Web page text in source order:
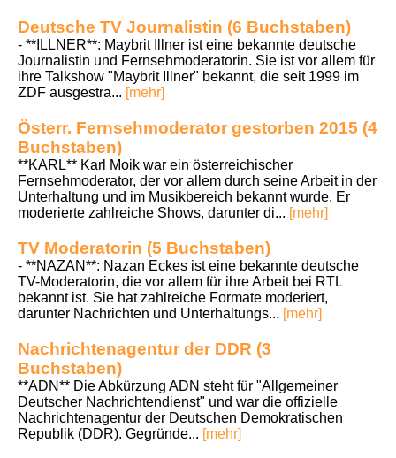
Deutsche TV Journalistin (6 Buchstaben)
- **ILLNER**: Maybrit Illner ist eine bekannte deutsche
Journalistin und Fernsehmoderatorin. Sie ist vor allem für
ihre Talkshow "Maybrit Illner" bekannt, die seit 1999 im
ZDF ausgestra... [mehr]
Österr. Fernsehmoderator gestorben 2015 (4
Buchstaben)
**KARL** Karl Moik war ein österreichischer
Fernsehmoderator, der vor allem durch seine Arbeit in der
Unterhaltung und im Musikbereich bekannt wurde. Er
moderierte zahlreiche Shows, darunter di... [mehr]
TV Moderatorin (5 Buchstaben)
- **NAZAN**: Nazan Eckes ist eine bekannte deutsche
TV-Moderatorin, die vor allem für ihre Arbeit bei RTL
bekannt ist. Sie hat zahlreiche Formate moderiert,
darunter Nachrichten und Unterhaltungs... [mehr]
Nachrichtenagentur der DDR (3
Buchstaben)
**ADN** Die Abkürzung ADN steht für "Allgemeiner
Deutscher Nachrichtendienst" und war die offizielle
Nachrichtenagentur der Deutschen Demokratischen
Republik (DDR). Gegründe... [mehr]